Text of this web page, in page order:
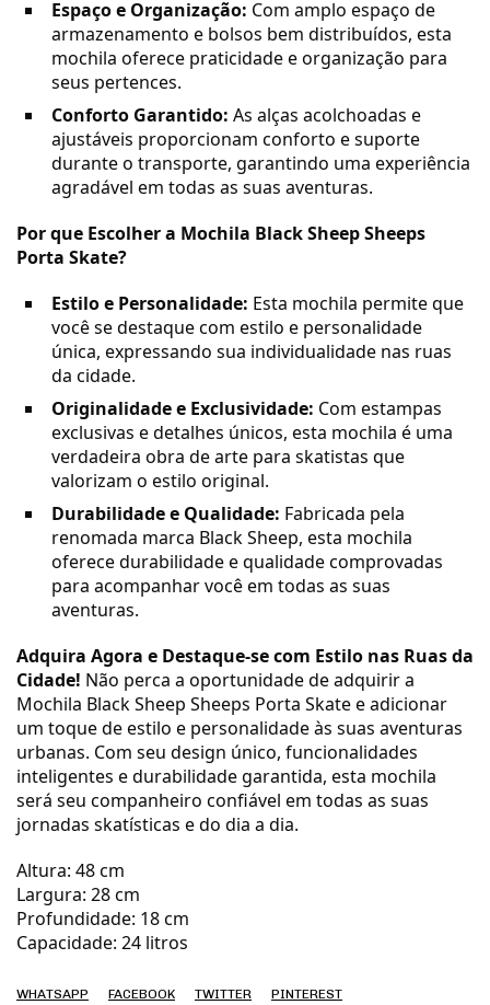
Espaço e Organização: Com amplo espaço de
armazenamento e bolsos bem distribuídos, esta
mochila oferece praticidade e organização para
seus pertences.
Conforto Garantido: As alças acolchoadas e
ajustáveis proporcionam conforto e suporte
durante o transporte, garantindo uma experiência
agradável em todas as suas aventuras.
Por que Escolher a Mochila Black Sheep Sheeps
Porta Skate?
Estilo e Personalidade: Esta mochila permite que
você se destaque com estilo e personalidade
única, expressando sua individualidade nas ruas
da cidade.
Originalidade e Exclusividade: Com estampas
exclusivas e detalhes únicos, esta mochila é uma
verdadeira obra de arte para skatistas que
valorizam o estilo original.
Durabilidade e Qualidade: Fabricada pela
renomada marca Black Sheep, esta mochila
oferece durabilidade e qualidade comprovadas
para acompanhar você em todas as suas
aventuras.
Adquira Agora e Destaque-se com Estilo nas Ruas da
Cidade! Não perca a oportunidade de adquirir a
Mochila Black Sheep Sheeps Porta Skate e adicionar
um toque de estilo e personalidade às suas aventuras
urbanas. Com seu design único, funcionalidades
inteligentes e durabilidade garantida, esta mochila
será seu companheiro confiável em todas as suas
jornadas skatísticas e do dia a dia.
Altura: 48 cm
Largura: 28 cm
Profundidade: 18 cm
Capacidade: 24 litros
WHATSAPP FACEBOOK TWITTER PINTEREST